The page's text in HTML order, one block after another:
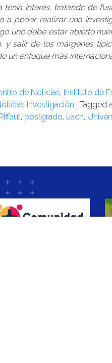
interés, tratando de
a poder realizar una
uno debe estar abierto
y salir de los márgenes
un enfoque más
de Noticias, Instituto de
Investigación Tagged
, postgrado, uach,